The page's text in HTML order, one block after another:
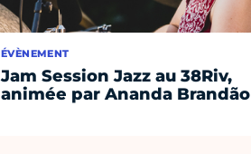
ÉVÈNEMENT
Jam Session Jazz au 38Riv,
animée par Ananda Brandão